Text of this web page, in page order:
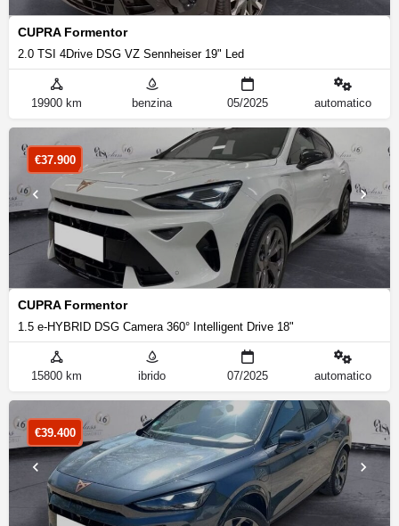
CUPRA Formentor
2.0 TSI 4Drive DSG VZ Sennheiser 19" Led
19900 km benzina 05/2025 automatico
CUPRA Formentor
1.5 e-HYBRID DSG Camera 360° Intelligent Drive 18"
€37.900
15800 km ibrido 07/2025 automatico
€39.400